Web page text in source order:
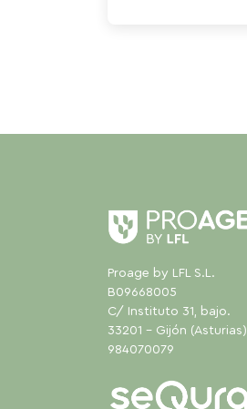
Proage by LFL S.L.
B09668005
C/ Instituto 31, bajo.
33201 - Gijón (Asturias)
984070079